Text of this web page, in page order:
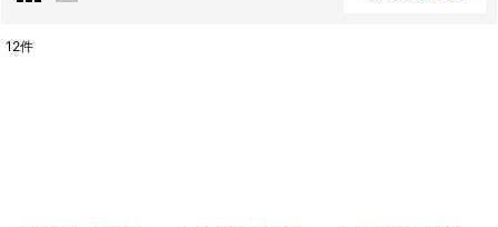
12件